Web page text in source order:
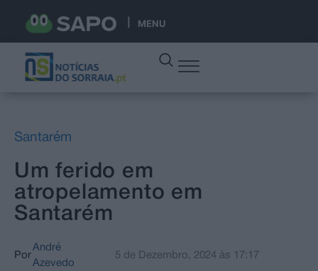
MENU
Santarém
Um ferido em
atropelamento em
Santarém
Por
André
Azevedo
5 de Dezembro, 2024 às 17:17